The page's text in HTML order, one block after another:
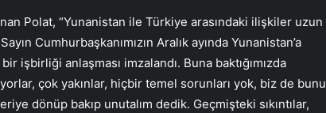
Polat, “Yunanistan ile Türkiye arasındaki ilişkiler uzun
Cumhurbaşkanımızın Aralık ayında Yunanistan’a
işbirliği anlaşması imzalandı. Buna baktığımızda
çok yakınlar, hiçbir temel sorunları yok, biz de bunu
dönüp bakıp unutalım dedik. Geçmişteki sıkıntılar,